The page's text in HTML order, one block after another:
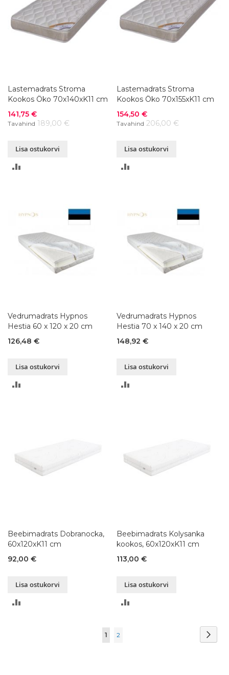
Lastemadrats Stroma
Kookos Öko 70x140xK11 cm
Soodushind
141,75 €
Tavahind 189,00 €
Lisa ostukorvi
Lastemadrats Stroma
Kookos Öko 70x155xK11 cm
Soodushind
154,50 €
Tavahind 206,00 €
Lisa ostukorvi
Vedrumadrats Hypnos
Hestia 60 x 120 x 20 cm
126,48 €
Lisa ostukorvi
Vedrumadrats Hypnos
Hestia 70 x 140 x 20 cm
148,92 €
Lisa ostukorvi
Beebimadrats Dobranocka,
60x120xK11 cm
92,00 €
Lisa ostukorvi
Beebimadrats Kolysanka
kookos, 60x120xK11 cm
113,00 €
Lisa ostukorvi
Page
You're
1 Page
2